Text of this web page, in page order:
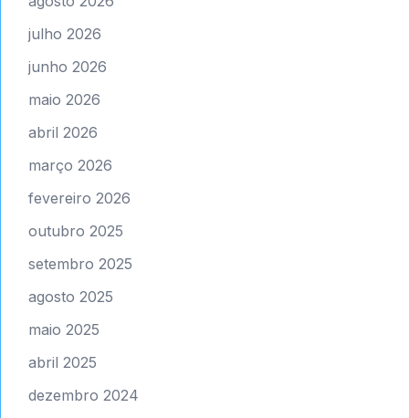
julho 2026
junho 2026
maio 2026
abril 2026
março 2026
fevereiro 2026
outubro 2025
setembro 2025
agosto 2025
maio 2025
abril 2025
dezembro 2024